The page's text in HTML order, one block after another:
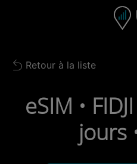
Barre de
Back to list
Retour à la liste
eSIM •
jours